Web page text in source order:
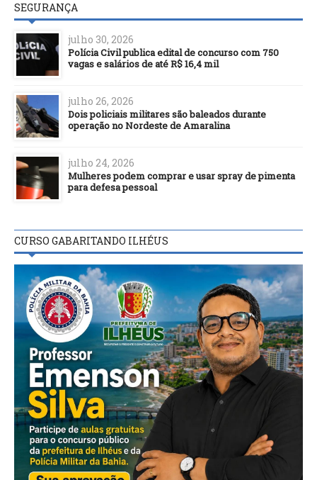
SEGURANÇA
julho 30, 2026
Polícia Civil publica edital de concurso com 750
vagas e salários de até R$ 16,4 mil
julho 26, 2026
Dois policiais militares são baleados durante
operação no Nordeste de Amaralina
julho 24, 2026
Mulheres podem comprar e usar spray de pimenta
para defesa pessoal
CURSO GABARITANDO ILHÉUS